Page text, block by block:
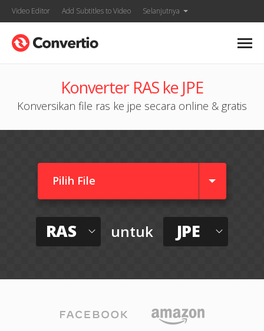
Video Editor Add Subtitles to Video Selanjutnya
Konverter RAS ke JPE
Konversikan file ras ke jpe secara online & gratis
Pilih File
RAS untuk JPE